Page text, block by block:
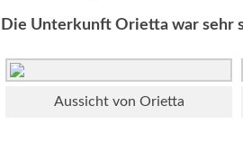
Die Unterkunft Orietta war sehr
Aussicht von Orietta